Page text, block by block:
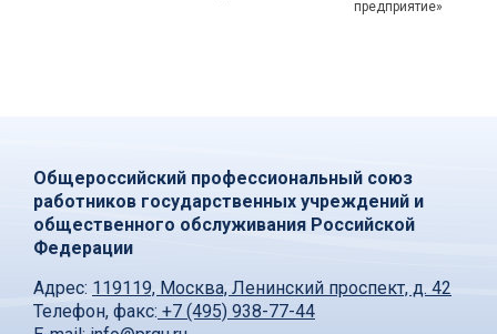
предприятие»
Общероссийский профессиональный союз
работников государственных учреждений и
общественного обслуживания Российской
Федерации
Адрес: 119119, Москва, Ленинский проспект, д. 42
Телефон, факс: +7 (495) 938-77-44